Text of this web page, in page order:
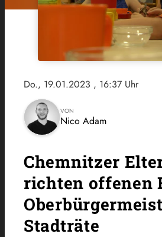
Do., 19.01.2023 , 16:37 Uhr
VON
Nico Adam
Chemnitzer
richten offenen
Stadträte